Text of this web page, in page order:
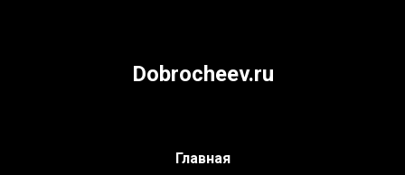
Dobrocheev.ru
Главная